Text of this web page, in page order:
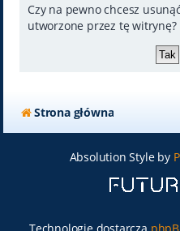
Czy na pewno chcesz
utworzone przez tę witrynę?
Strona główna
Absolution Style by